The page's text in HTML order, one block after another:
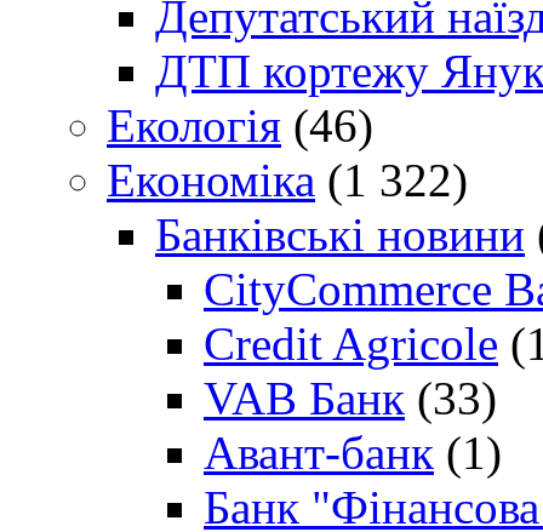
Депутатський
ДТП кортежу
Екологія (46)
Економіка (1 322)
Банківські новини
CityCommerce
Credit Agricole
VAB Банк (33)
Авант-банк (1)
Банк "Фінансова